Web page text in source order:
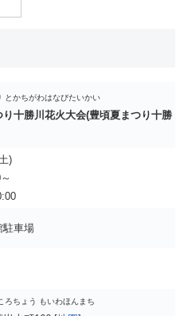
とかちがわはなびたいかい
り十勝川花火大会(豊頃夏まつり十勝
)
駐車場
ろちょう もいわほんまち